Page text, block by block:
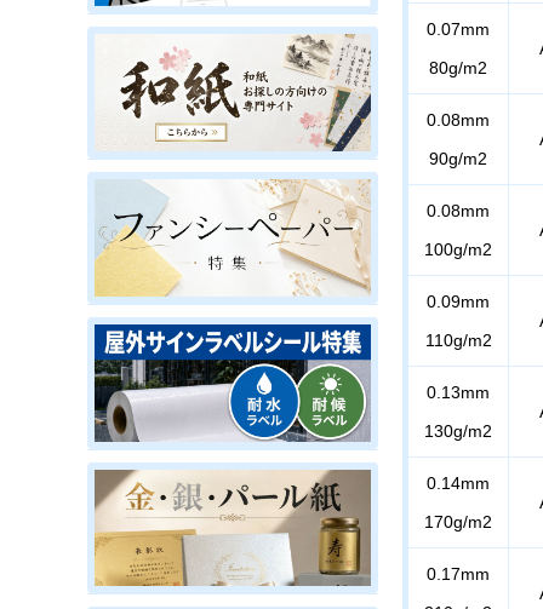
0.07mm
80g/m2
0.08mm
90g/m2
0.08mm
100g/m2
0.09mm
110g/m2
0.13mm
130g/m2
0.14mm
170g/m2
0.17mm